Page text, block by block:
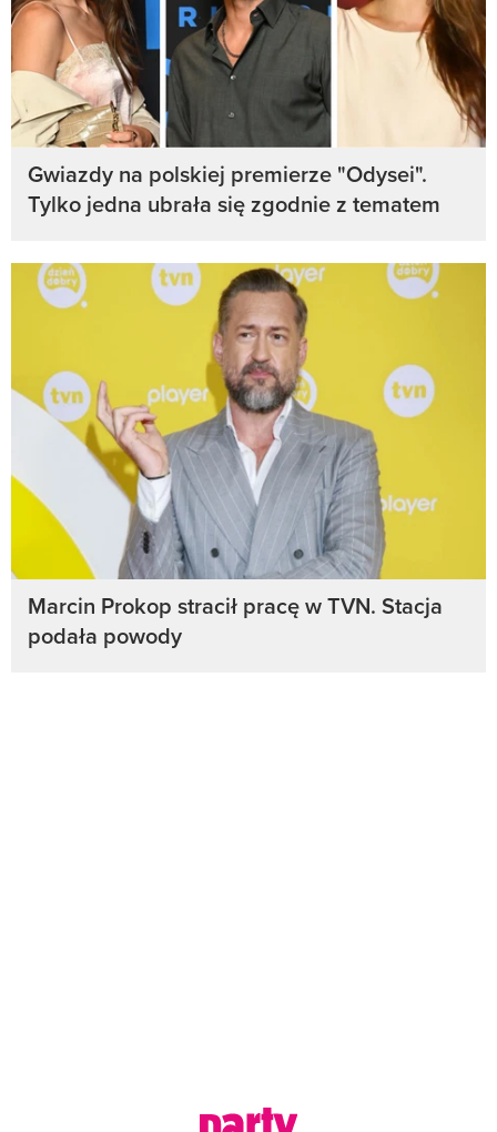
Gwiazdy na polskiej premierze "Odysei".
Tylko jedna ubrała się zgodnie z tematem
Marcin Prokop stracił pracę w TVN. Stacja
podała powody